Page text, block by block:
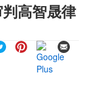
高智晟律